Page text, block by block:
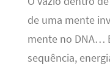
de uma mente
mente no DNA…
sequência,